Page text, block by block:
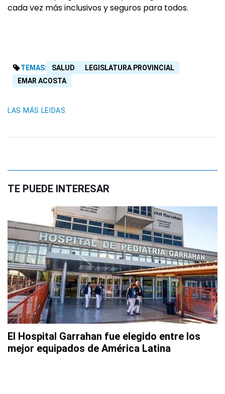
cada vez más inclusivos y seguros para todos.
TEMAS: SALUD
LEGISLATURA PROVINCIAL
EMAR ACOSTA
LAS MÁS LEIDAS
TE PUEDE INTERESAR
El Hospital Garrahan fue elegido entre los
mejor equipados de América Latina